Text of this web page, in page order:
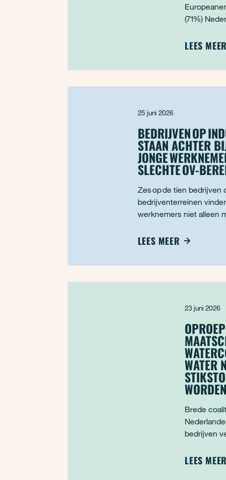
(71%)
uitstoot.
LEES MEER
25 juni 2026
BEDRIJVEN OP
STAAN ACHTER
JONGE
SLECHTE OV-
Zes op de tien bedrijven
bedrijventerreinen
werknemers niet alleen
bereikbaarheid met het
LEES MEER
23 juni 2026
OPROEP
WATER
WORDEN
Brede
bedrijven
en
LEES MEER